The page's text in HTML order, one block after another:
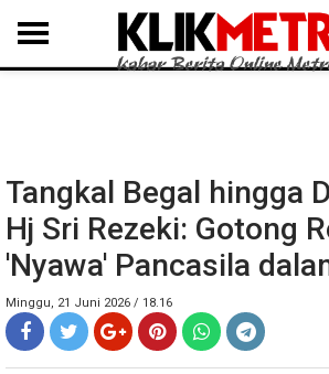
MEDAN LANGKAT DAIRI SAMOSIR
Tangkal Begal hingga
Hj Sri Rezeki: Gotong
'Nyawa' Pancasila
Minggu, 21 Juni 2026 / 18.16